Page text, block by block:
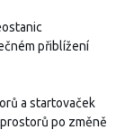
přiblížení
a startovaček
po změně